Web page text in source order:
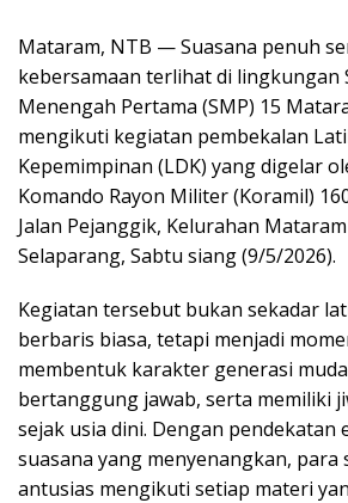
Mataram, NTB — Suasana penuh
kebersamaan terlihat di lingkungan
Menengah Pertama (SMP) 15
mengikuti kegiatan pembekalan
Kepemimpinan (LDK) yang digelar
Komando Rayon Militer (Koramil)
Jalan Pejanggik, Kelurahan
Selaparang, Sabtu siang (9/5/2026).
Kegiatan tersebut bukan sekadar
berbaris biasa, tetapi menjadi
membentuk karakter generasi
bertanggung jawab, serta memiliki
sejak usia dini. Dengan pendekatan
suasana yang menyenangkan, para
antusias mengikuti setiap materi